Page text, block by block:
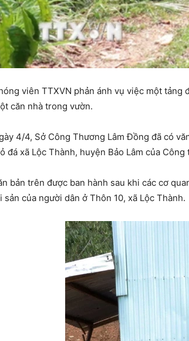
viên TTXVN phản ánh vụ việc một
căn nhà trong vườn.
4/4, Sở Công Thương Lâm Đồng đã có
đá xã Lộc Thành, huyện Bảo Lâm của
bản trên được ban hành sau khi các cơ
sản của người dân ở Thôn 10, xã Lộc Thành.